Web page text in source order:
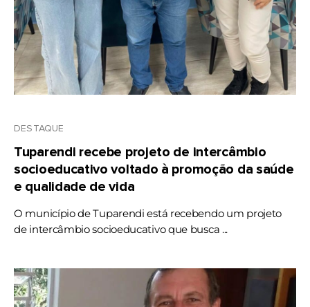
DESTAQUE
Tuparendi recebe projeto de intercâmbio
socioeducativo voltado à promoção da saúde
e qualidade de vida
O município de Tuparendi está recebendo um projeto
de intercâmbio socioeducativo que busca ...